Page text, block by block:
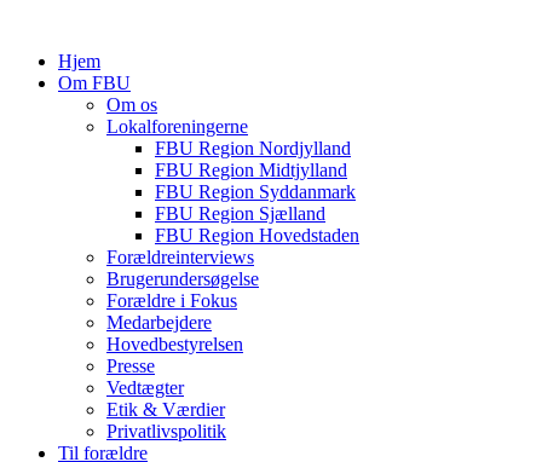
Hjem
Om FBU
Om os
Lokalforeningerne
FBU Region Nordjylland
FBU Region Midtjylland
FBU Region Syddanmark
FBU Region Sjælland
FBU Region Hovedstaden
Forældreinterviews
Brugerundersøgelse
Forældre i Fokus
Medarbejdere
Hovedbestyrelsen
Presse
Vedtægter
Etik & Værdier
Privatlivspolitik
Til forældre